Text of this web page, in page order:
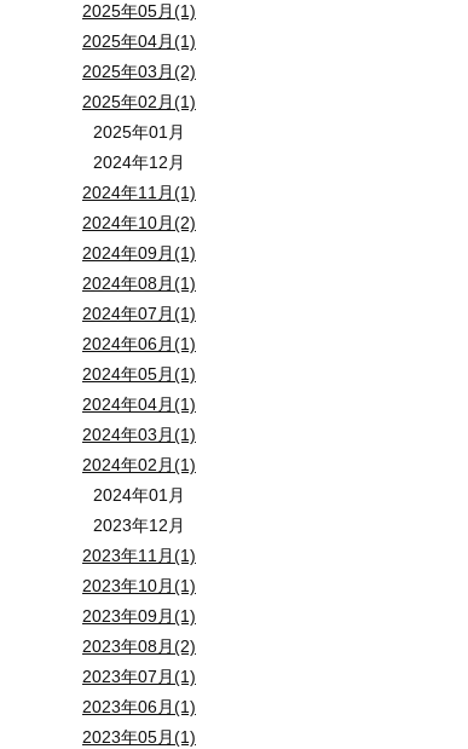
2025年05月(1)
2025年04月(1)
2025年03月(2)
2025年02月(1)
2025年01月
2024年12月
2024年11月(1)
2024年10月(2)
2024年09月(1)
2024年08月(1)
2024年07月(1)
2024年06月(1)
2024年05月(1)
2024年04月(1)
2024年03月(1)
2024年02月(1)
2024年01月
2023年12月
2023年11月(1)
2023年10月(1)
2023年09月(1)
2023年08月(2)
2023年07月(1)
2023年06月(1)
2023年05月(1)